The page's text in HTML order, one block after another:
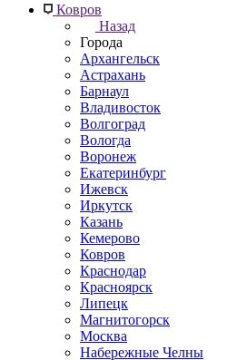
Ковров
Назад
Города
Архангельск
Астрахань
Барнаул
Владивосток
Волгоград
Вологда
Воронеж
Екатеринбург
Ижевск
Иркутск
Казань
Кемерово
Ковров
Краснодар
Красноярск
Липецк
Магнитогорск
Москва
Набережные Челны